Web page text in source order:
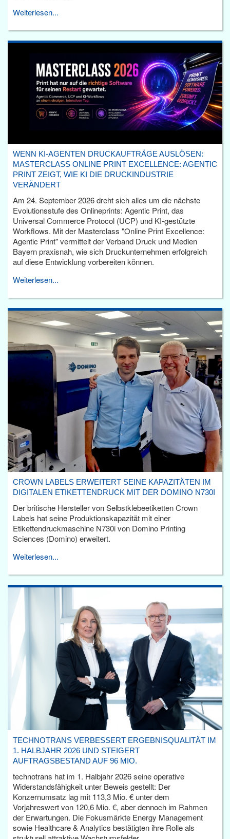
Weiterlesen...
WENN KI-AGENTEN DRUCKAUFTRÄGE AUSLÖSEN:
MASTERCLASS ONLINE PRINT EXCELLENCE: AGENTIC
PRINT ZEIGT, WIE KI DIE DRUCKINDUSTRIE
VERÄNDERT
Am 24. September 2026 dreht sich alles um die nächste
Evolutionsstufe des Onlineprints: Agentic Print, das
Universal Commerce Protocol (UCP) und KI-gestützte
Workflows. Mit der Masterclass "Online Print Excellence:
Agentic Print" vermittelt der Verband Druck und Medien
Bayern praxisnah, wie sich Druckunternehmen erfolgreich
auf diese Entwicklung vorbereiten können.
Weiterlesen...
CROWN LABELS ERWEITERT SEINE KAPAZITÄTEN IM
DIGITALEN ETIKETTENDRUCK MIT DER DOMINO N730I
Der britische Hersteller von Selbstklebeetiketten Crown
Labels hat seine Produktionskapazität mit einer
Etikettendruckmaschine N730i von Domino Printing
Sciences (Domino) erweitert.
Weiterlesen...
TECHNOTRANS VERBESSERT ERGEBNISQUALITÄT IM
1. HALBJAHR 2026 UND STEIGERT
AUFTRAGSBESTAND AUF 96 MIO.
technotrans hat im 1. Halbjahr 2026 seine operative
Widerstandsfähigkeit unter Beweis gestellt: Der
Konzernumsatz lag mit 113,3 Mio. € unter dem
Vorjahreswert von 120,6 Mio. €, aber dennoch im Rahmen
der Erwartungen. Die Fokusmärkte Energy Management
sowie Healthcare & Analytics bestätigten ihre Rolle als